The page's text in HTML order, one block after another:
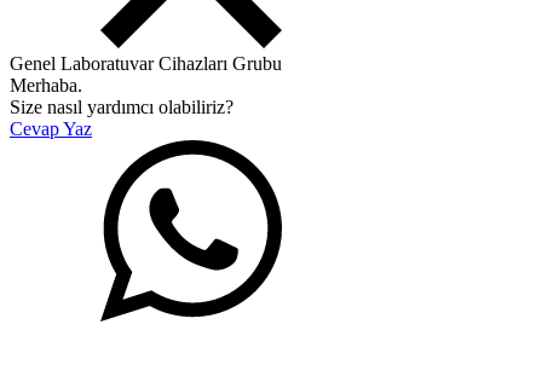
Genel Laboratuvar Cihazları Grubu
Merhaba.
Size nasıl yardımcı olabiliriz?
Cevap Yaz